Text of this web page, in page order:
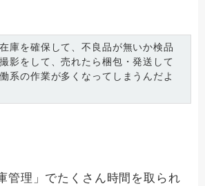
庫を確保して、不良品が無いか検品
影をして、売れたら梱包・発送して
系の作業が多くなってしまうんだよ
管理」でたくさん時間を取られ